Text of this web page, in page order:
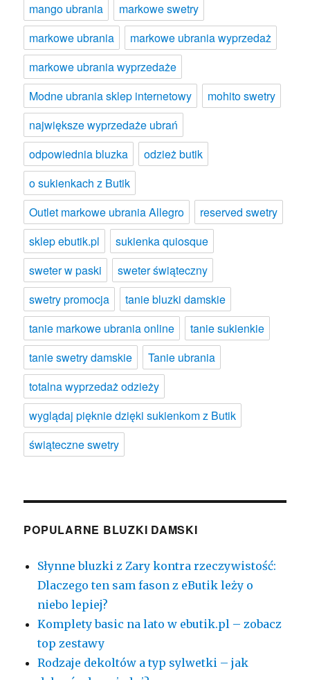
mango ubrania
markowe swetry
markowe ubrania
markowe ubrania wyprzedaż
markowe ubrania wyprzedaże
Modne ubrania sklep internetowy
mohito swetry
największe wyprzedaże ubrań
odpowiednia bluzka
odzież butik
o sukienkach z Butik
Outlet markowe ubrania Allegro
reserved swetry
sklep ebutik.pl
sukienka quiosque
sweter w paski
sweter świąteczny
swetry promocja
tanie bluzki damskie
tanie markowe ubrania online
tanie sukienkie
tanie swetry damskie
Tanie ubrania
totalna wyprzedaż odzieży
wyglądaj pięknie dzięki sukienkom z Butik
świąteczne swetry
POPULARNE BLUZKI DAMSKI
Słynne bluzki z Zary kontra rzeczywistość:
Dlaczego ten sam fason z eButik leży o
niebo lepiej?
Komplety basic na lato w ebutik.pl – zobacz
top zestawy
Rodzaje dekoltów a typ sylwetki – jak